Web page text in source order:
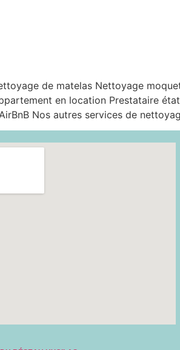
de matelas Nettoyage
en location Prestataire
Nos autres services de